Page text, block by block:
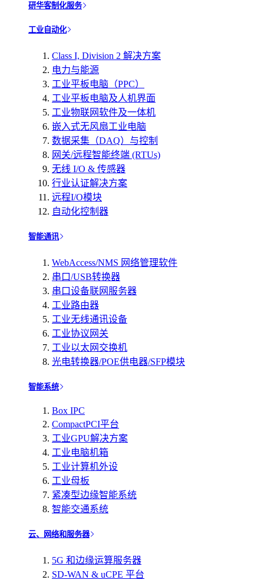
研华客制化服务
工业自动化
Class I, Division 2 解决方案
电力与能源
工业平板电脑（PPC）
工业平板电脑及人机界面
工业物联网软件及一体机
嵌入式无风扇工业电脑
数据采集（DAQ）与控制
网关/远程智能终端 (RTUs)
无线 I/O & 传感器
行业认证解决方案
远程I/O模块
自动化控制器
智能通讯
WebAccess/NMS 网络管理软件
串口/USB转换器
串口设备联网服务器
工业路由器
工业无线通讯设备
工业协议网关
工业以太网交换机
光电转换器/POE供电器/SFP模块
智能系统
Box IPC
CompactPCI平台
工业GPU解决方案
工业电脑机箱
工业计算机外设
工业母板
紧凑型边缘智能系统
智能交通系统
云、网络和服务器
5G 和边缘运算服务器
SD-WAN & uCPE 平台